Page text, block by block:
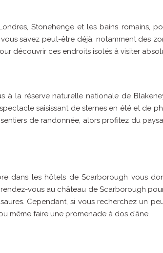
Stonehenge et les bains romains,
savez peut-être déjà, notamment des
découvrir ces endroits isolés à visiter
la réserve naturelle nationale de
saisissant de sternes en été et de
de randonnée, alors profitez du
dans les hôtels de Scarborough vous
vous au château de Scarborough
Cependant, si vous recherchez un
même faire une promenade à dos d’âne.